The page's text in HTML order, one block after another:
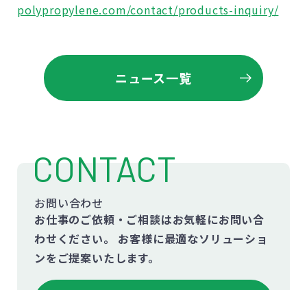
polypropylene.com/contact/products-inquiry/
ニュース一覧
CONTACT
お問い合わせ
お仕事のご依頼・ご相談はお気軽にお問い合
わせください。
お客様に最適なソリューショ
ンをご提案いたします。